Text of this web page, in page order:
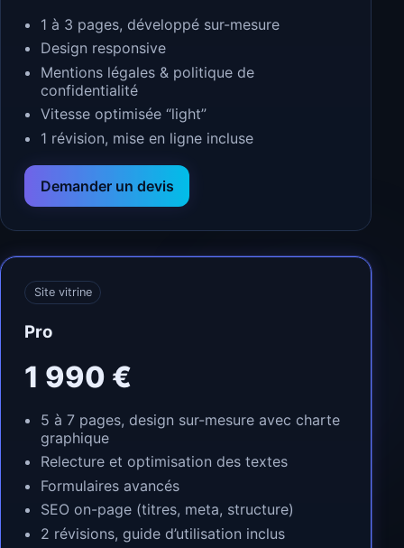
1 à 3 pages, développé sur-mesure
Design responsive
Mentions légales & politique de
confidentialité
Vitesse optimisée “light”
1 révision, mise en ligne incluse
Demander un devis
Site vitrine
Pro
1 990 €
5 à 7 pages, design sur-mesure avec charte
graphique
Relecture et optimisation des textes
Formulaires avancés
SEO on-page (titres, meta, structure)
2 révisions, guide d’utilisation inclus